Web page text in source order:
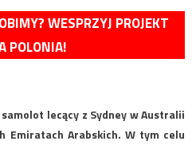
WESPRZYJ PROJEKT
POLONIA!
lecący z Sydney w Australii
Emiratach Arabskich. W tym celu